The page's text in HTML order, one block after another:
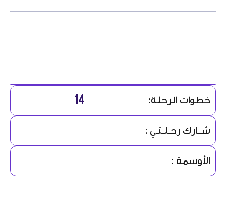
خطوات الرحلة: 14
شــارك رحـلـتـي :
الأوسمة :